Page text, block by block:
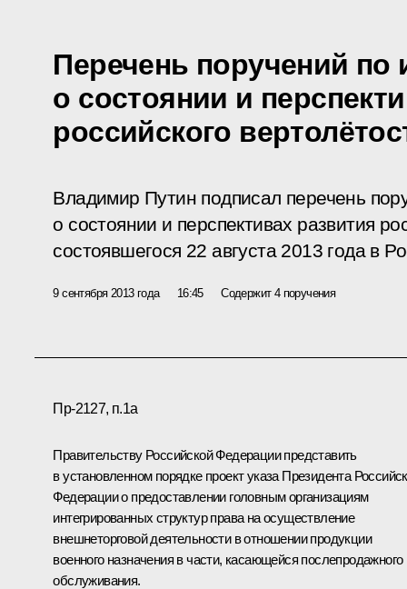
Перечень поручений по
о состоянии и
российского
Владимир Путин подписал перечень
о состоянии и перспективах развития
состоявшегося 22 августа 2013 года в
9 сентября 2013 года 16:45 Содержит 4 поручения
Пр-2127, п.1а
Правительству Российской Федерации представить
в установленном порядке проект указа Президента
Федерации о предоставлении головным организациям
интегрированных структур права на осуществление
внешнеторговой деятельности в отношении продукции
военного назначения в части, касающейся послепродажного
обслуживания.